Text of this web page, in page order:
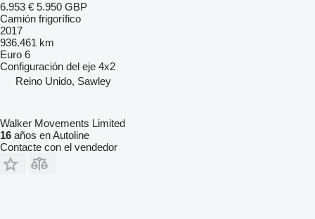
6.953 € 5.950 GBP
Camión frigorífico
2017
936.461 km
Euro 6
Configuración del eje 4x2
Reino Unido, Sawley
Walker Movements Limited
16 años en Autoline
Contacte con el vendedor